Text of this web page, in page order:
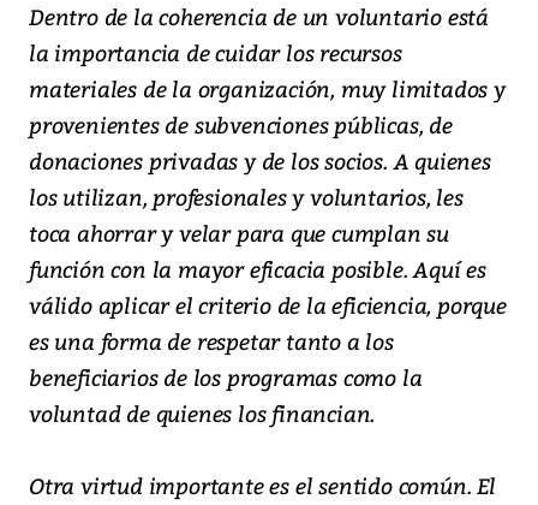
Dentro de la coherencia de un voluntario está
la importancia de cuidar los recursos
materiales de la organización, muy limitados y
provenientes de subvenciones públicas, de
donaciones privadas y de los socios. A quienes
los utilizan, profesionales y voluntarios, les
toca ahorrar y velar para que cumplan su
función con la mayor eficacia posible. Aquí es
válido aplicar el criterio de la eficiencia, porque
es una forma de respetar tanto a los
beneficiarios de los programas como la
voluntad de quienes los financian.
Otra virtud importante es el sentido común. El